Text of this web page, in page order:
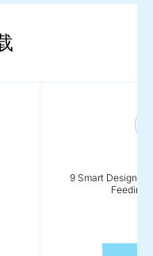
9 Smart Design
Feeding